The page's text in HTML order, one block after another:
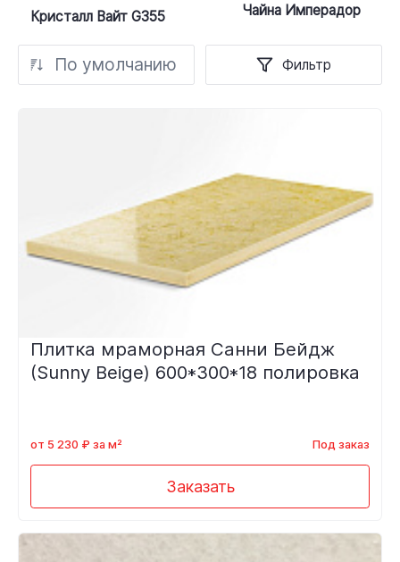
Кристалл Вайт G355 Чайна Имперадор
По умолчанию Фильтр
Плитка мраморная Санни Бейдж
(Sunny Beige) 600*300*18 полировка
от 5 230 ₽ за м² Под заказ
Заказать